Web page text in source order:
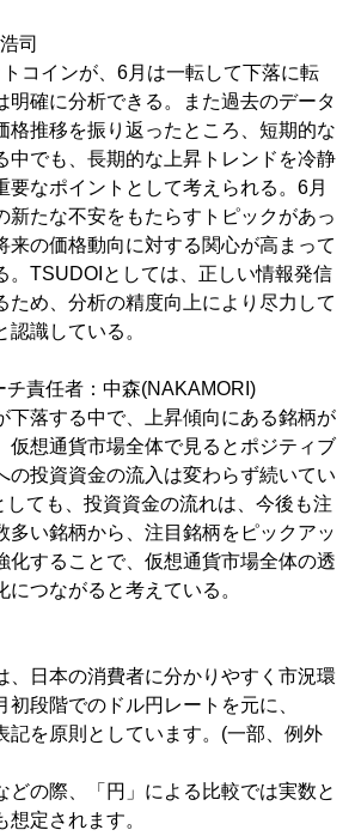
司
コインが、6月は一転して下落に転
明確に分析できる。また過去のデータ
格推移を振り返ったところ、短期的な
中でも、長期的な上昇トレンドを冷静
要なポイントとして考えられる。6月
新たな不安をもたらすトピックがあっ
来の価格動向に対する関心が高まって
。TSUDOIとしては、正しい情報発信
ため、分析の精度向上により尽力して
識している。
チ責任者：中森(NAKAMORI)
下落する中で、上昇傾向にある銘柄が
仮想通貨市場全体で見るとポジティブ
の投資資金の流入は変わらず続いてい
しても、投資資金の流れは、今後も注
多い銘柄から、注目銘柄をピックアッ
化することで、仮想通貨市場全体の透
につながると考えている。
日本の消費者に分かりやすく市況環
段階でのドル円レートを元に、
記を原則としています。(一部、例外
どの際、「円」による比較では実数と
定されます。